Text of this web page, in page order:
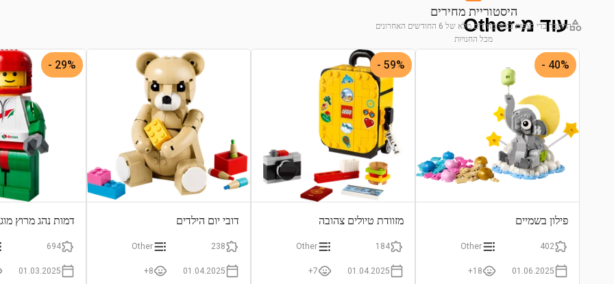
היסטוריית מחירים
התחבר כדי לצפות בגרף מחירים מלא של 6 החודשים האחרונים
מכל החנויות
עוד מ-Other
40% -
פילון בשמיים
402
Other
01.06.2025
18+
59% -
מזוודת טיולים צהובה
184
Other
01.04.2025
7+
דובי יום הילדים
238
Other
01.04.2025
8+
29% -
דמות נהג מרוץ
694
01.03.2025